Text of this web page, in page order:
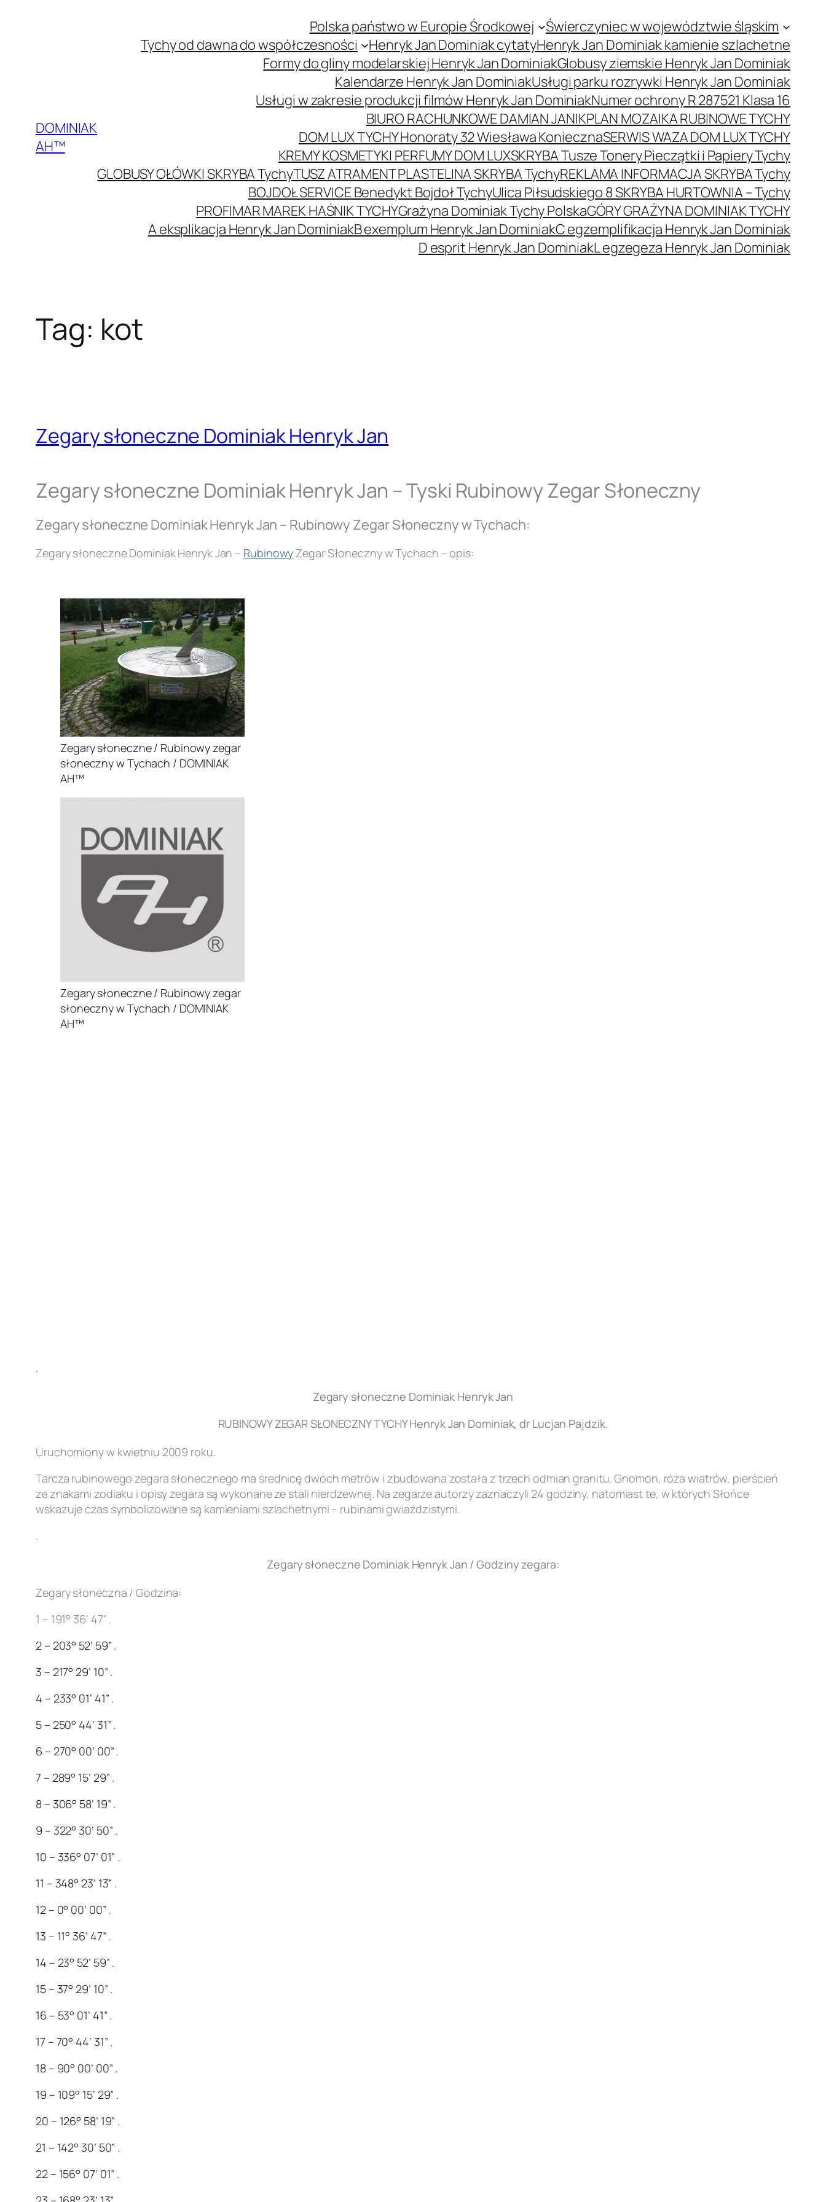
DOMINIAK
AH™
Polska państwo w Europie Środkowej
Świerczyniec w województwie śląskim
Tychy od dawna do współczesności
Henryk Jan Dominiak cytatyHenryk Jan Dominiak kamienie szlachetne
Formy do gliny modelarskiej Henryk Jan DominiakGlobusy ziemskie Henryk Jan Dominiak
Kalendarze Henryk Jan DominiakUsługi parku rozrywki Henryk Jan Dominiak
Usługi w zakresie produkcji filmów Henryk Jan DominiakNumer ochrony R 287521 Klasa 16
BIURO RACHUNKOWE DAMIAN JANIKPLAN MOZAIKA RUBINOWE TYCHY
DOM LUX TYCHY Honoraty 32 Wiesława KoniecznaSERWIS WAZA DOM LUX TYCHY
KREMY KOSMETYKI PERFUMY DOM LUXSKRYBA Tusze Tonery Pieczątki i Papiery Tychy
GLOBUSY OŁÓWKI SKRYBA TychyTUSZ ATRAMENT PLASTELINA SKRYBA TychyREKLAMA INFORMACJA SKRYBA Tychy
BOJDOŁ SERVICE Benedykt Bojdoł TychyUlica Piłsudskiego 8 SKRYBA HURTOWNIA – Tychy
PROFIMAR MAREK HAŚNIK TYCHYGrażyna Dominiak Tychy PolskaGÓRY GRAŻYNA DOMINIAK TYCHY
A eksplikacja Henryk Jan DominiakB exemplum Henryk Jan DominiakC egzemplifikacja Henryk Jan Dominiak
D esprit Henryk Jan DominiakL egzegeza Henryk Jan Dominiak
Tag: kot
Zegary słoneczne Dominiak Henryk Jan
Zegary słoneczne Dominiak Henryk Jan – Tyski Rubinowy Zegar Słoneczny
Zegary słoneczne Dominiak Henryk Jan – Rubinowy Zegar Słoneczny w Tychach:
Zegary słoneczne Dominiak Henryk Jan – Rubinowy Zegar Słoneczny w Tychach – opis:
Zegary słoneczne / Rubinowy zegar
słoneczny w Tychach / DOMINIAK
AH™
Zegary słoneczne / Rubinowy zegar
słoneczny w Tychach / DOMINIAK
AH™
.
Zegary słoneczne Dominiak Henryk Jan
RUBINOWY ZEGAR SŁONECZNY TYCHY Henryk Jan Dominiak, dr Lucjan Pajdzik.
Uruchomiony w kwietniu 2009 roku.
Tarcza rubinowego zegara słonecznego ma średnicę dwóch metrów i zbudowana została z trzech odmian granitu. Gnomon, róża wiatrów, pierścień
ze znakami zodiaku i opisy zegara są wykonane ze stali nierdzewnej. Na zegarze autorzy zaznaczyli 24 godziny, natomiast te, w których Słońce
wskazuje czas symbolizowane są kamieniami szlachetnymi – rubinami gwiaździstymi.
.
Zegary słoneczne Dominiak Henryk Jan / Godziny zegara:
Zegary słoneczna / Godzina:
1 – 191° 36’ 47” .
2 – 203° 52’ 59” .
3 – 217° 29’ 10” .
4 – 233° 01’ 41” .
5 – 250° 44’ 31” .
6 – 270° 00’ 00” .
7 – 289° 15’ 29” .
8 – 306° 58’ 19” .
9 – 322° 30’ 50” .
10 – 336° 07’ 01” .
11 – 348° 23’ 13” .
12 – 0° 00’ 00” .
13 – 11° 36’ 47” .
14 – 23° 52’ 59” .
15 – 37° 29’ 10” .
16 – 53° 01’ 41” .
17 – 70° 44’ 31” .
18 – 90° 00’ 00” .
19 – 109° 15’ 29” .
20 – 126° 58’ 19” .
21 – 142° 30’ 50” .
22 – 156° 07’ 01” .